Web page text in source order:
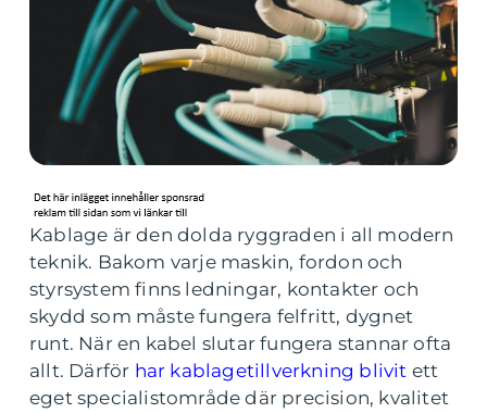
Kablage är den dolda ryggraden i all modern
teknik. Bakom varje maskin, fordon och
styrsystem finns ledningar, kontakter och
skydd som måste fungera felfritt, dygnet
runt. När en kabel slutar fungera stannar ofta
allt. Därför har kablagetillverkning blivit ett
eget specialistområde där precision, kvalitet